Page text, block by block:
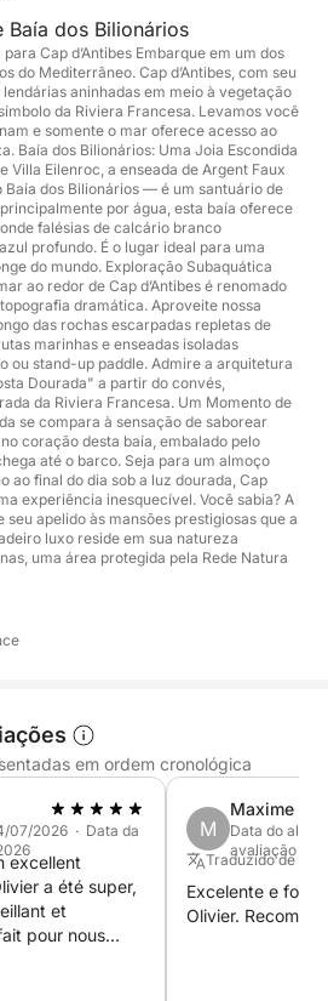
reservar conosco através da
Baía dos Bilionários
Cap d’Antibes Embarque em um dos
do Mediterrâneo. Cap d’Antibes, com seu
aninhadas em meio à vegetação
da Riviera Francesa. Levamos você
e somente o mar oferece acesso ao
Baía dos Bilionários: Uma Joia Escondida
Villa Eilenroc, a enseada de Argent Faux
dos Bilionários — é um santuário de
por água, esta baía oferece
falésias de calcário branco
profundo. É o lugar ideal para uma
do mundo. Exploração Subaquática
ao redor de Cap d’Antibes é renomado
dramática. Aproveite nossa
das rochas escarpadas repletas de
marinhas e enseadas isoladas
ou stand-up paddle. Admire a arquitetura
Dourada" a partir do convés,
da Riviera Francesa. Um Momento de
se compara à sensação de saborear
coração desta baía, embalado pelo
até o barco. Seja para um almoço
ao final do dia sob a luz dourada, Cap
experiência inesquecível. Você sabia? A
seu apelido às mansões prestigiosas que a
luxo reside em sua natureza
uma área protegida pela Rede Natura
em ordem cronológica
07/2026 · Data da
excellent
a été super,
et
pour nous
étape. Le
M
Maxime
Data do
avaliação 27/
Traduzido de
Excelente e foi
Olivier.